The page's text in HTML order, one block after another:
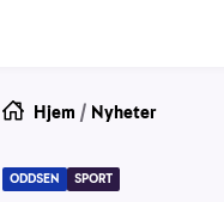
Hjem / Nyheter
ODDSEN SPORT